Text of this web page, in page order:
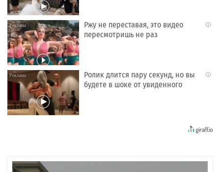
i
Ржу не переставая, это видео
пересмотришь не раз
i
Ролик длится пару секунд, но вы
будете в шоке от увиденного